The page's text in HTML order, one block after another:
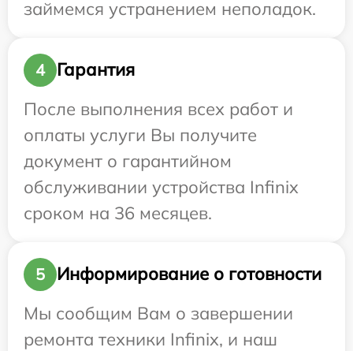
займемся устранением неполадок.
4
Гарантия
После выполнения всех работ и
оплаты услуги Вы получите
документ о гарантийном
обслуживании устройства Infinix
сроком на 36 месяцев.
5
Информирование о готовности
Мы сообщим Вам о завершении
ремонта техники Infinix, и наш